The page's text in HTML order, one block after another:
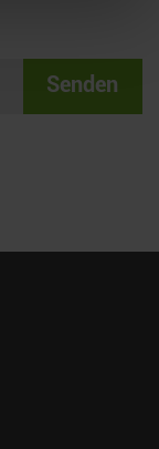
Senden